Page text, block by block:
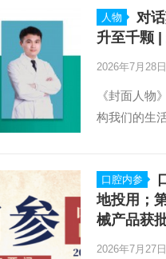
人物
对
升至千颗 |
2026年7月28日
《封面人物
构我们的生
口腔内参
地投用；
械产品获
2026年7月27日